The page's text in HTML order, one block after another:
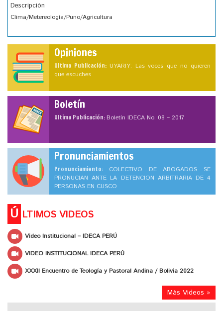
Descripción
Clima/Metereología/Puno/Agricultura
Opiniones
Ultima Publicación: UYARIY: Las voces que no quieren
que escuches
Boletín
Ultima Publicación:Boletín IDECA No. 08 – 2017
Pronunciamientos
Pronunciamiento: COLECTIVO DE ABOGADOS SE
PRONUCIAN ANTE LA DETENCION ARBITRARIA DE 4
PERSONAS EN CUSCO
Ú LTIMOS VIDEOS
Video Institucional – IDECA PERÚ
VIDEO INSTITUCIONAL IDECA PERÚ
XXXII Encuentro de Teología y Pastoral Andina / Bolivia 2022
Más Videos »